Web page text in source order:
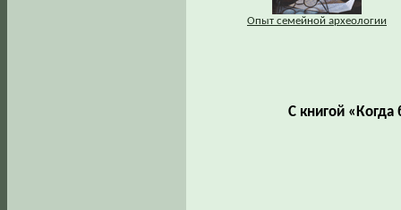
Опыт семейной археологии
С книгой